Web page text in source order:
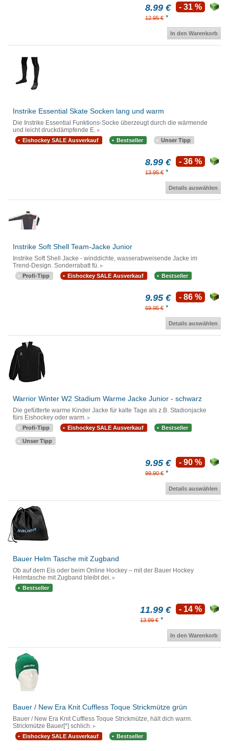
8.99 €
12.95 € *
- 31 %
In den Warenkorb
Instrike Essential Skate Socken lang und warm
Die Instrike Essential Funktions-Socke überzeugt durch die wärmende
und leicht druckdämpfende E.
Eishockey SALE Ausverkauf Bestseller Unser Tipp
8.99 €
13.95 € *
- 36 %
Details auswählen
Instrike Soft Shell Team-Jacke Junior
Instrike Soft Shell Jacke - winddichte, wasserabweisende Jacke im
Trend-Design. Sonderrabatt fü.
Profi-Tipp Eishockey SALE Ausverkauf Bestseller
9.95 €
69.95 € *
- 86 %
Details auswählen
Warrior Winter W2 Stadium Warme Jacke Junior - schwarz
Die gefütterte warme Kinder Jacke für kalte Tage als z.B. Stadionjacke
fürs Eishockey oder warm.
Profi-Tipp Eishockey SALE Ausverkauf Bestseller
Unser Tipp
9.95 €
99.90 € *
- 90 %
Details auswählen
Bauer Helm Tasche mit Zugband
Ob auf dem Eis oder beim Online Hockey – mit der Bauer Hockey
Helmtasche mit Zugband bleibt dei.
Bestseller
11.99 €
13.99 € *
- 14 %
In den Warenkorb
Bauer / New Era Knit Cuffless Toque Strickmütze grün
Bauer / New Era Knit Cuffless Toque Strickmütze, hält dich warm.
Strickmütze Bauer[*] schlich.
Eishockey SALE Ausverkauf Bestseller